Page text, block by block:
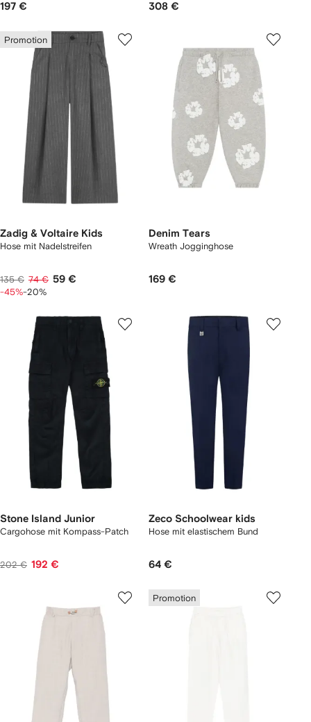
197 € 308 €
Promotion
Zadig & Voltaire Kids
Hose mit Nadelstreifen
135 € 74 € 59 €
-45%-20%
Denim Tears
Wreath Jogginghose
169 €
Stone Island Junior
Cargohose mit Kompass-Patch
202 € 192 €
Zeco Schoolwear kids
Hose mit elastischem Bund
64 €
Promotion